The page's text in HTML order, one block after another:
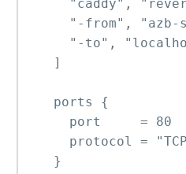
"caddy",
"-from", "azb-
"-to",
    ]
    ports {
      port     = 80
protocol =
    }